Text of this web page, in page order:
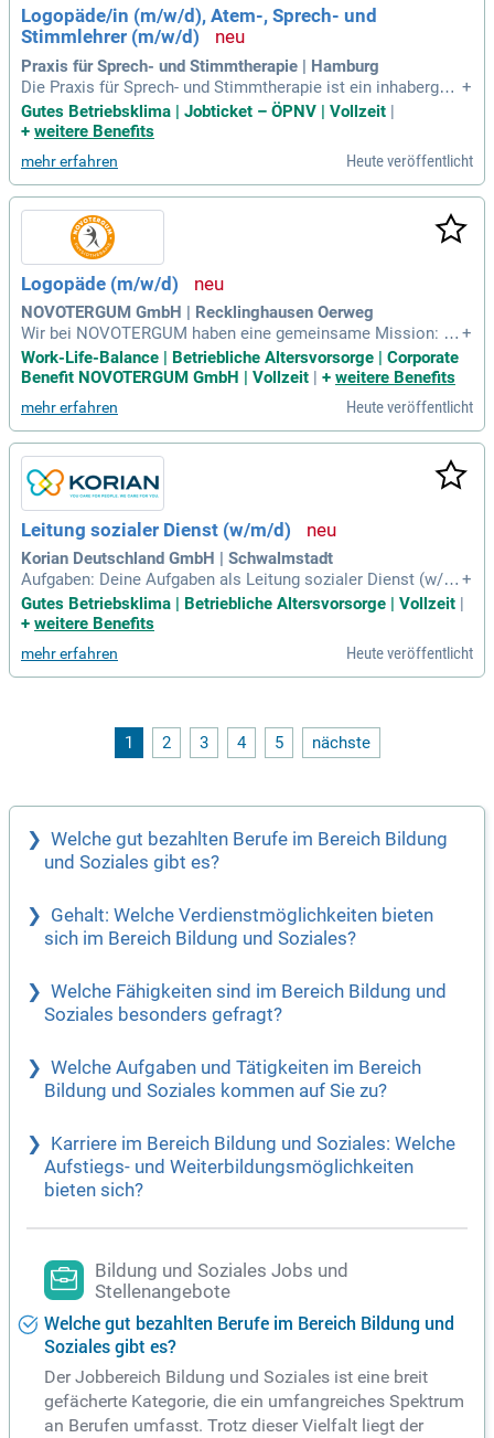
Logopäde/in (m/w/d), Atem-, Sprech- und
Stimmlehrer (m/w/d)
Praxis für Sprech- und Stimmtherapie | Hamburg
Die Praxis für Sprech- und Stimmtherapie ist ein inhabergefü
hrtes, kleines Unternehmen im Bereich Gesundheit & sozial
e Dienste, das sich auf die ganzheitliche Behandlung von Sp
+
Gutes Betriebsklima | Jobticket – ÖPNV | Vollzeit |
+ weitere Benefits
mehr erfahren Heute veröffentlicht
Logopäde (m/w/d)
NOVOTERGUM GmbH | Recklinghausen Oerweg
Wir bei NOVOTERGUM haben eine gemeinsame Mission: Wi
r wollen Therapie den Stellenwert geben, der ihr im Gesundh
eitswesen zusteht. NOVOTERGUM ist der Spezialist für The
+
Work-Life-Balance | Betriebliche Altersvorsorge | Corporate
Benefit NOVOTERGUM GmbH | Vollzeit | + weitere Benefits
mehr erfahren Heute veröffentlicht
Leitung sozialer Dienst (w/m/d)
Korian Deutschland GmbH | Schwalmstadt
Aufgaben: Deine Aufgaben als Leitung sozialer Dienst (w/
m/d) bei uns.
+
Gutes Betriebsklima | Betriebliche Altersvorsorge | Vollzeit
+ weitere Benefits
mehr erfahren Heute veröffentlicht
1 2 3 4 5 nächste
Welche gut bezahlten Berufe im Bereich Bildung
und Soziales gibt es?
Gehalt: Welche Verdienstmöglichkeiten bieten
sich im Bereich Bildung und Soziales?
Welche Fähigkeiten sind im Bereich Bildung und
Soziales besonders gefragt?
Welche Aufgaben und Tätigkeiten im Bereich
Bildung und Soziales kommen auf Sie zu?
Karriere im Bereich Bildung und Soziales: Welche
Aufstiegs- und Weiterbildungsmöglichkeiten
bieten sich?
Bildung und Soziales Jobs und
Stellenangebote
Welche gut bezahlten Berufe im Bereich Bildung und
Soziales gibt es?
Der Jobbereich Bildung und Soziales ist eine breit
gefächerte Kategorie, die ein umfangreiches Spektrum
an Berufen umfasst. Trotz dieser Vielfalt liegt der